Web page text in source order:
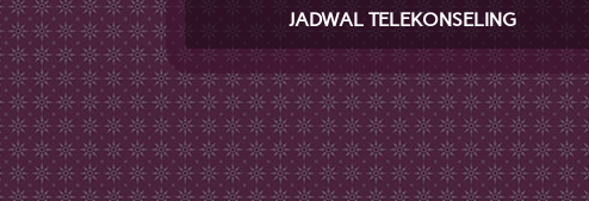
JADWAL TELEKONSELING